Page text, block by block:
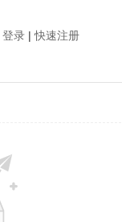
登录 |快速注册